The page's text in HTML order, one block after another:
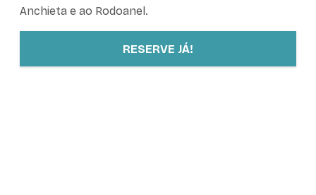
Anchieta e ao Rodoanel.
RESERVE JÁ!